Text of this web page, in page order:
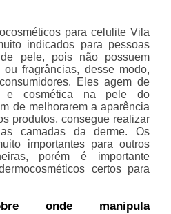
para celulite Vila
indicados para pessoas
pele, pois não possuem
fragrâncias, desse modo,
Eles agem de
e cosmética na pele do
de melhorarem a aparência
produtos, consegue realizar
camadas da derme. Os
importantes para outros
porém é importante
certos para
onde manipula